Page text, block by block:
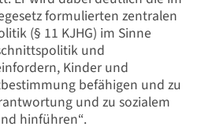
formulierten zentralen
(§ 11 KJHG) im Sinne
und
Kinder und
befähigen und zu
und zu sozialem
hinführen“.